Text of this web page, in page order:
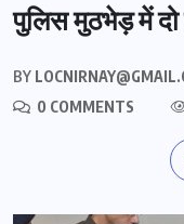
पुलिस मुठभेड़ में दो
BY
0 COMMENTS